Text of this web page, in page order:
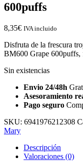
600puffs
8,35€ IVA incluido
Disfruta de la frescura
BM600 Grape 600puffs,
Sin existencias
Envio 24/48h
Asesoramiento
Pago seguro
SKU: 6941976212308
Mary
Descripción
Valoraciones (0)